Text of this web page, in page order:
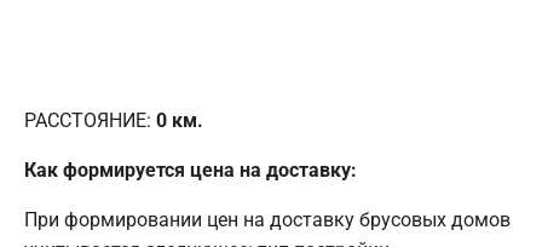
РАССТОЯНИЕ: 0 км.
Как формируется цена на доставку:
При формировании цен на доставку брусовых домов